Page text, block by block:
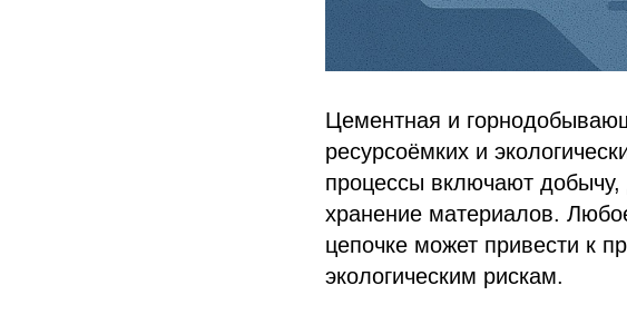
Цементная и
ресурсоёмких и
процессы включают добычу,
хранение материалов.
цепочке может привести к
экологическим рискам.